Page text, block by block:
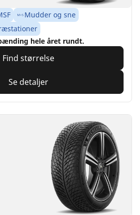
Mudder og sne
hele året rundt.
Find størrelse
Se detaljer